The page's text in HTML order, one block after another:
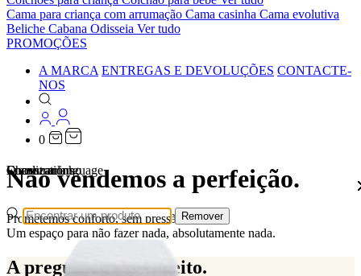
Cama para criança com arrumação Cama casinha Cama evolutiva
Beliche Cabana Odisseia Ver tudo
PROMOÇÕES
A MARCA ENTREGAS E DEVOLUÇÕES CONTACTE-
NOS
0
Localizations
Choose a language
Encontrar
Remover
O seu carrinho
Não vendemos a perfeição.
Prometemos conforto, sem pressão.
Um espaço para não fazer nada, absolutamente nada.
A preguiça é um direito.